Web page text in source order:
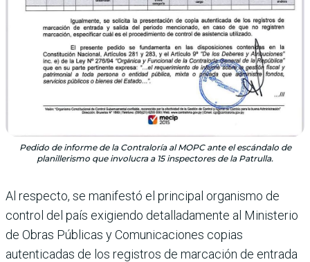
Pedido de informe de la Contraloría al MOPC ante el escándalo de
planillerismo que involucra a 15 inspectores de la Patrulla.
Al respecto, se manifestó el principal organismo de
con­trol del país exigiendo deta­lladamente al Ministerio
de Obras Públicas y Comunica­ciones copias
autenticadas de los registros de marcación de entrada